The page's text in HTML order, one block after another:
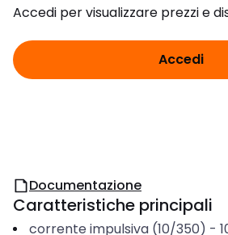
Accedi per visualizzare prezzi e
Accedi
Documentazione
Caratteristiche principali
corrente impulsiva (10/350) -